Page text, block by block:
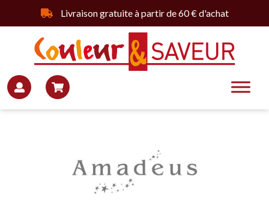
Livraison gratuite à partir de 60 € d'achat